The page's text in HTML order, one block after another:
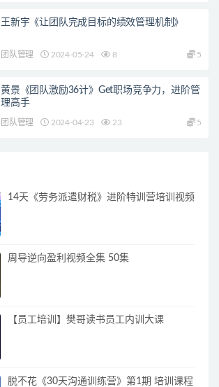
王新宇《让团队完成目标的绩效管理机制》
团队管理 2024-05-24 8 5
黄景《团队激励36计》Get职场竞争力，进阶管
理高手
团队管理 2024-04-23 23 5
14天《劳务派遣财税》进阶特训营培训视频
周导逆向盈利视频全集 50集
【员工培训】樊哥读书员工内训大课
脱不花《30天沟通训练营》第1期 培训课程